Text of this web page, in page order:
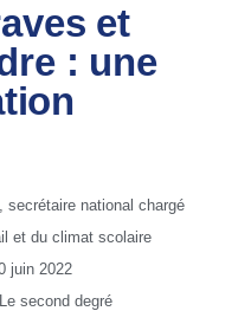
et
: une
secrétaire national chargé
et du climat scolaire
juin 2022
Le second degré